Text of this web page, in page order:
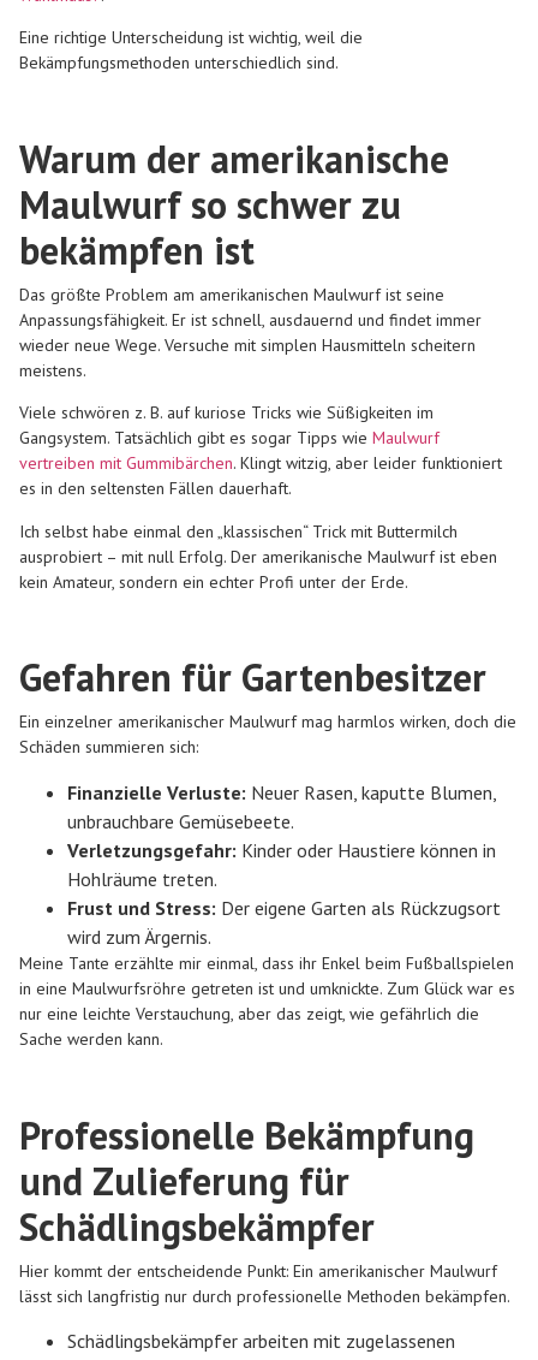
Eine richtige Unterscheidung ist wichtig, weil die
Bekämpfungsmethoden unterschiedlich sind.
Warum der amerikanische
Maulwurf so schwer zu
bekämpfen ist
Das größte Problem am amerikanischen Maulwurf ist seine
Anpassungsfähigkeit. Er ist schnell, ausdauernd und findet immer
wieder neue Wege. Versuche mit simplen Hausmitteln scheitern
meistens.
Viele schwören z. B. auf kuriose Tricks wie Süßigkeiten im
Gangsystem. Tatsächlich gibt es sogar Tipps wie Maulwurf
vertreiben mit Gummibärchen. Klingt witzig, aber leider funktioniert
es in den seltensten Fällen dauerhaft.
Ich selbst habe einmal den „klassischen“ Trick mit Buttermilch
ausprobiert – mit null Erfolg. Der amerikanische Maulwurf ist eben
kein Amateur, sondern ein echter Profi unter der Erde.
Gefahren für Gartenbesitzer
Ein einzelner amerikanischer Maulwurf mag harmlos wirken, doch die
Schäden summieren sich:
Finanzielle Verluste: Neuer Rasen, kaputte Blumen,
unbrauchbare Gemüsebeete.
Verletzungsgefahr: Kinder oder Haustiere können in
Hohlräume treten.
Frust und Stress: Der eigene Garten als Rückzugsort
wird zum Ärgernis.
Meine Tante erzählte mir einmal, dass ihr Enkel beim Fußballspielen
in eine Maulwurfsröhre getreten ist und umknickte. Zum Glück war es
nur eine leichte Verstauchung, aber das zeigt, wie gefährlich die
Sache werden kann.
Professionelle Bekämpfung
und Zulieferung für
Schädlingsbekämpfer
Hier kommt der entscheidende Punkt: Ein amerikanischer Maulwurf
lässt sich langfristig nur durch professionelle Methoden bekämpfen.
Schädlingsbekämpfer arbeiten mit zugelassenen